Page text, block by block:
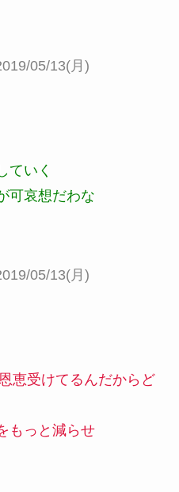
05/13(月)
ていく
可哀想だわな
05/13(月)
恵受けてるんだからど
もっと減らせ